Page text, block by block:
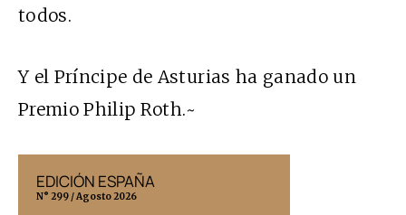
todos.
Y el Príncipe de Asturias ha ganado un
Premio Philip Roth.~
EDICIÓN ESPAÑA
N° 299 / Agosto 2026